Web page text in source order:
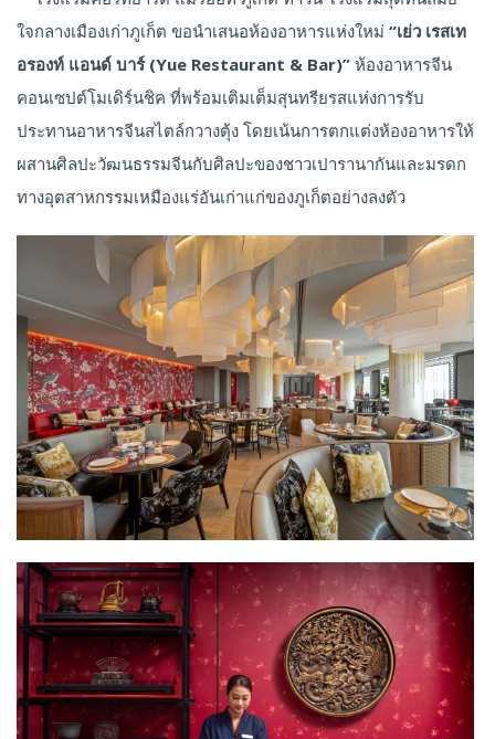
ใจกลางเมืองเก่าภูเก็ต ขอนำเสนอห้องอาหารแห่งใหม่ “เย่ว เรสเท
อรองท์ แอนด์ บาร์(Yue Restaurant & Bar)” ห้องอาหารจีน
คอนเซปต์โมเดิร์นชิค ที่พร้อมเติมเต็มสุนทรียรสแห่งการรับ
ประทานอาหารจีนสไตล์กวางตุ้ง โดยเน้นการตกแต่งห้องอาหารให้
ผสานศิลปะวัฒนธรรมจีนกับศิลปะของชาวเปารานากันและมรดก
ทางอุตสาหกรรมเหมืองแร่อันเก่าแก่ของภูเก็ตอย่างลงตัว